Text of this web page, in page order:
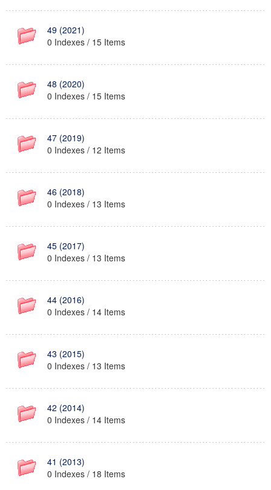
49 (2021)
0 Indexes / 15 Items
48 (2020)
0 Indexes / 15 Items
47 (2019)
0 Indexes / 12 Items
46 (2018)
0 Indexes / 13 Items
45 (2017)
0 Indexes / 13 Items
44 (2016)
0 Indexes / 14 Items
43 (2015)
0 Indexes / 13 Items
42 (2014)
0 Indexes / 14 Items
41 (2013)
0 Indexes / 18 Items